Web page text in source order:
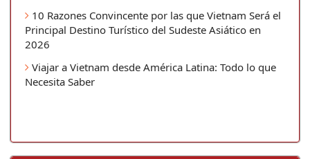
10 Razones Convincente por las que Vietnam Será el
Principal Destino Turístico del Sudeste Asiático en
2026
Viajar a Vietnam desde América Latina: Todo lo que
Necesita Saber